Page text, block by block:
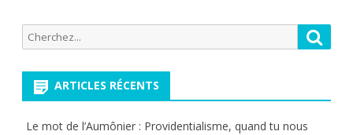
publications
Recherche
pour:
ARTICLES RÉCENTS
Le mot de l’Aumônier : Providentialisme, quand tu nous